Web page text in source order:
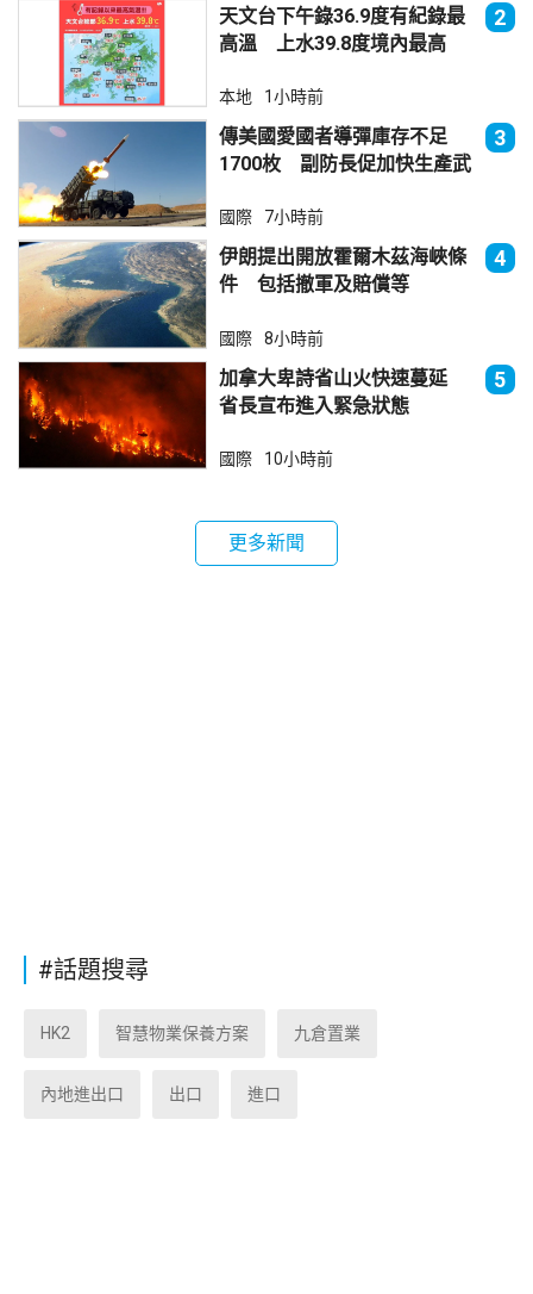
天文台下午錄36.9度有紀錄最
高溫 上水39.8度境內最高
2
本地 1小時前
傳美國愛國者導彈庫存不足
1700枚 副防長促加快生產武
3
國際 7小時前
伊朗提出開放霍爾木茲海峽條
件 包括撤軍及賠償等
4
國際 8小時前
加拿大卑詩省山火快速蔓延
省長宣布進入緊急狀態
5
國際 10小時前
更多新聞
#話題搜尋
HK2 智慧物業保養方案 九倉置業
內地進出口 出口 進口